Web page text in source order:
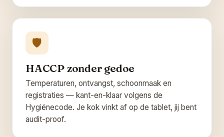
🛡️
HACCP zonder gedoe
Temperaturen, ontvangst, schoonmaak en
registraties — kant-en-klaar volgens de
Hygiënecode. Je kok vinkt af op de tablet, jij bent
audit-proof.